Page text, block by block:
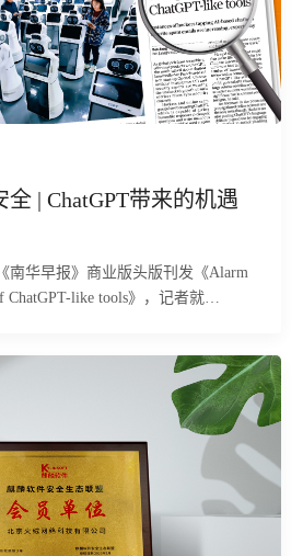
| ChatGPT带来的机遇
南华早报》商业版头版刊发《Alarm
ChatGPT-like tools》，记者就